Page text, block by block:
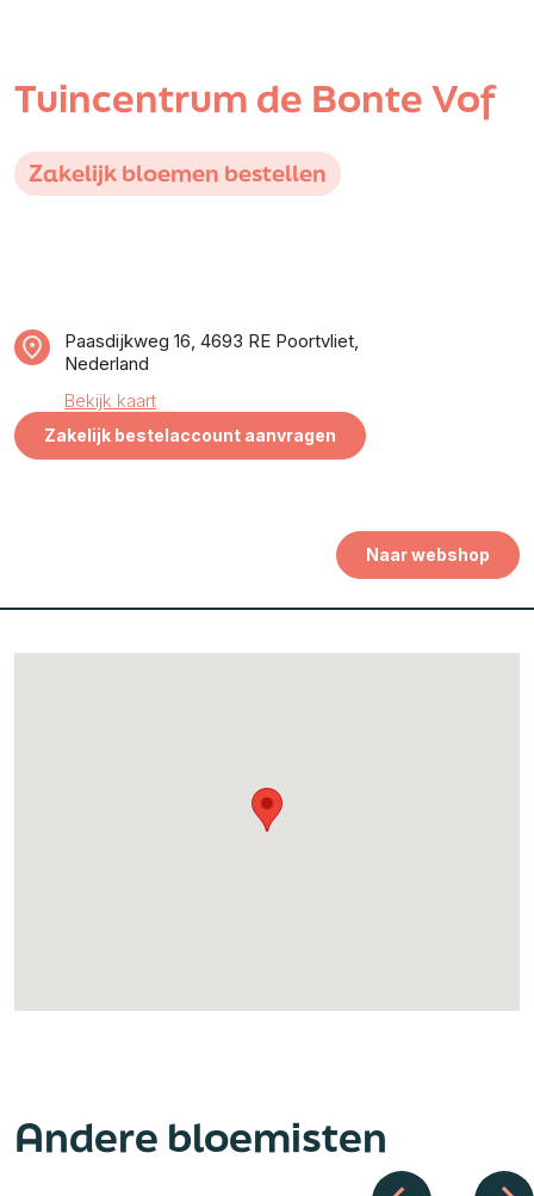
Tuincentrum de Bonte Vof
Zakelijk bloemen bestellen
Paasdijkweg 16, 4693 RE Poortvliet,
Nederland
Bekijk kaart
Zakelijk bestelaccount aanvragen
Naar webshop
Andere bloemisten